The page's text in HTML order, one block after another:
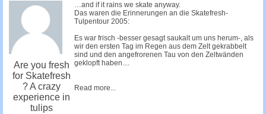
Are you fresh
for Skatefresh
? A crazy
experience in
tulips
…and if it rains we skate anyway.
Das waren die Erinnerungen an die Skatefresh-
Tulpentour 2005:
Es war frisch -besser gesagt saukalt um uns herum-, als
wir den ersten Tag im Regen aus dem Zelt gekrabbelt
sind und den angefrorenen Tau von den Zeltwänden
geklopft haben....
Read more...